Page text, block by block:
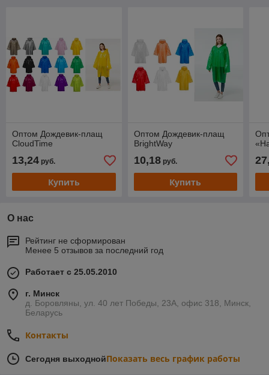
Оптом Дождевик-плащ
CloudTime
13,24 руб.
Купить
Оптом Дождевик-плащ
BrightWay
10,18руб.
Купить
О нас
Рейтинг не сформирован
Менее 5 отзывов за последний год
Работает с 25.05.2010
г. Минск
д. Боровляны, ул. 40 лет Победы, 23А, офис 318, Минск,
Беларусь
Контакты
Сегодня выходнойПоказать весь график работы